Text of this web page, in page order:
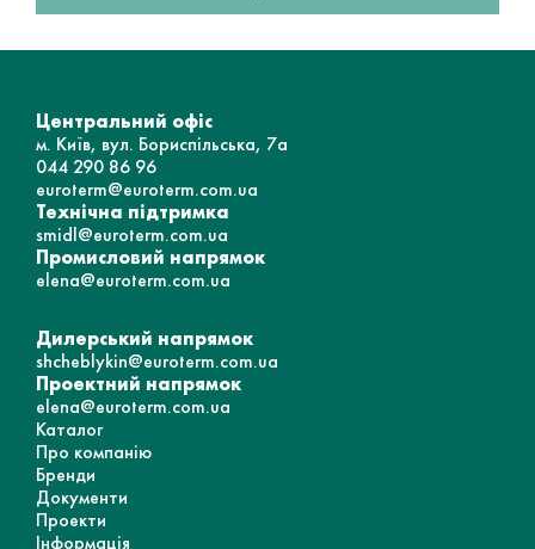
Центральний офіс
м. Київ, вул. Бориспільська, 7а
044 290 86 96
euroterm@euroterm.com.ua
Технічна підтримка
smidl@euroterm.com.ua
Промисловий напрямок
elena@euroterm.com.ua
Дилерський напрямок
shcheblykin@euroterm.com.ua
Проектний напрямок
elena@euroterm.com.ua
Каталог
Про компанію
Бренди
Документи
Проекти
Інформація